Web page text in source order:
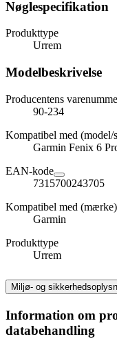
Nøglespecifikation
Produkttype
Urrem
Modelbeskrivelse
Producentens
90-234
Kompatibel med (model/
Garmin Fenix 6
EAN-kode
7315700243705
Kompatibel med (mærke)
Garmin
Produkttype
Urrem
Miljø- og
Information om
databehandling